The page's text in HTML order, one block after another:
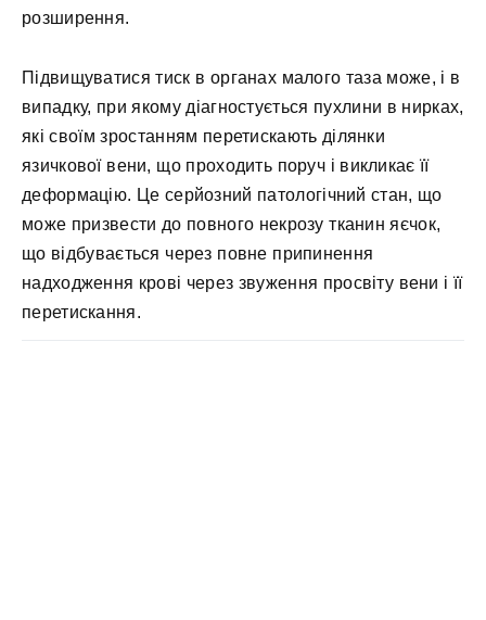
розширення.
Підвищуватися тиск в органах малого таза може, і в
випадку, при якому діагностується пухлини в нирках,
які своїм зростанням перетискають ділянки
язичкової вени, що проходить поруч і викликає її
деформацію. Це серйозний патологічний стан, що
може призвести до повного некрозу тканин яєчок,
що відбувається через повне припинення
надходження крові через звуження просвіту вени і її
перетискання.